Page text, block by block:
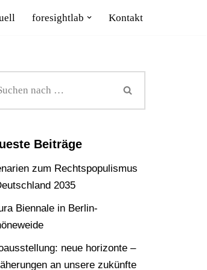
foresightlab Kontakt
Beiträge
zum Rechtspopulismus
2035
Biennale in Berlin-
neue horizonte –
an unsere zukünfte